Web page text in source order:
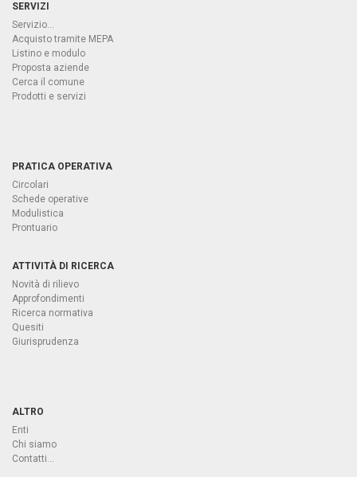
SERVIZI
Servizio...
Acquisto tramite MEPA
Listino e modulo
Proposta aziende
Cerca il comune
Prodotti e servizi
PRATICA OPERATIVA
Circolari
Schede operative
Modulistica
Prontuario
ATTIVITÀ DI RICERCA
Novità di rilievo
Approfondimenti
Ricerca normativa
Quesiti
Giurisprudenza
ALTRO
Enti
Chi siamo
Contatti...